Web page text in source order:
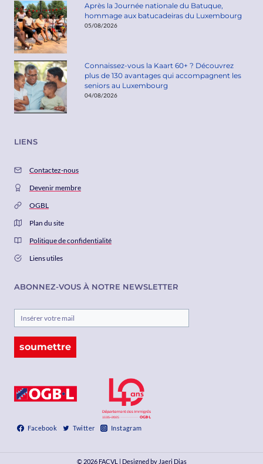
Après la Journée nationale du Batuque,
hommage aux batucadeiras du Luxembourg
05/08/2026
Connaissez-vous la Kaart 60+ ? Découvrez
plus de 130 avantages qui accompagnent les
seniors au Luxembourg
04/08/2026
LIENS
Contactez-nous
Devenir membre
OGBL
Plan du site
Politique de confidentialité
Liens utiles
ABONNEZ-VOUS À NOTRE NEWSLETTER
soumettre
Facebook Twitter Instagram
© 2026 FACVL | Designed by Jaeri Dias